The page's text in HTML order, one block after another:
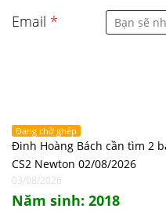
Email *
Đang chờ ghép
Đinh Hoàng Bách cần tìm 2
CS2 Newton 02/08/2026
03/08/2026
Năm sinh: 2018